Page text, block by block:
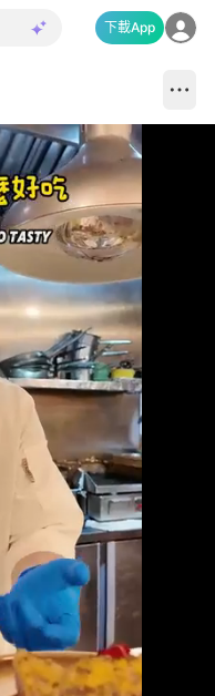
下載App